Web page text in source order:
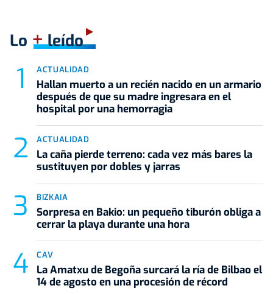
Lo +leído
ACTUALIDAD
Hallan muerto a un recién nacido en un armario
después de que su madre ingresara en el
hospital por una hemorragia
ACTUALIDAD
La caña pierde terreno: cada vez más bares la
sustituyen por dobles y jarras
BIZKAIA
Sorpresa en Bakio: un pequeño tiburón obliga a
cerrar la playa durante una hora
CAV
La Amatxu de Begoña surcará la ría de Bilbao el
14 de agosto en una procesión de récord